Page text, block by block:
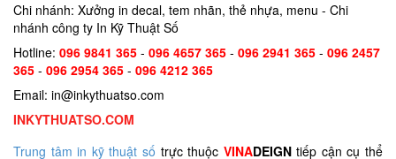
Chi nhánh: Xưởng in decal, tem nhãn, thẻ nhựa, menu - Chi
nhánh công ty In Kỹ Thuật Số
Hotline: 096 9841 365 - 096 4657 365 - 096 2941 365 - 096 2457
365 - 096 2954 365 - 096 4212 365
Email: in@inkythuatso.com
INKYTHUATSO.COM
Trung tâm in kỹ thuật số trực thuộc VINADEIGNtiếp cận cụ thể